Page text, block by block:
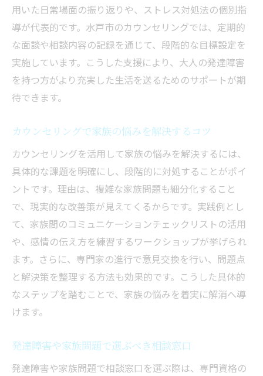
用いた日常場面の振り返りや、ストレス対処法の個別指
導が代表的です。水戸市のカウンセリングでは、定期的
な面談や相談内容の記録を通じて、段階的な目標設定を
実施しています。こうした支援により、大人の発達障害
を持つ方がより充実した生活を送るためのサポートが期
待できます。
カウンセリングで家族の悩みを解決するコツ
カウンセリングを活用して家族の悩みを解決するには、
具体的な課題を明確にし、段階的に対処することがポイ
ントです。理由は、複雑な家族問題も細分化すること
で、現実的な改善策が見えてくるからです。実践例とし
て、家族間のコミュニケーションチェックリストの活用
や、感情の伝え方を練習するワークショップが挙げられ
ます。さらに、専門家の進行で意見交換を行い、問題点
と解決策を整理する方法も効果的です。こうした具体的
なステップを踏むことで、家族の悩みを着実に解消へ導
けます。
発達障害や家族問題で選ぶべき相談窓口
発達障害や家族問題で相談窓口を選ぶ際は、専門資格の